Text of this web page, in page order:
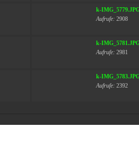
k-
Aufrufe: 2908
k-
Aufrufe: 2981
k-
Aufrufe: 2392